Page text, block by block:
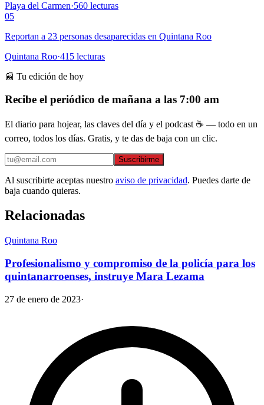
Playa del Carmen·560 lecturas
05
Reportan a 23 personas desaparecidas en Quintana Roo
Quintana Roo·415 lecturas
📰 Tu edición de hoy
Recibe el periódico de mañana a las 7:00 am
El diario para hojear, las claves del día y el podcast ☕ — todo en un
correo, todos los días. Gratis, y te das de baja con un clic.
Suscribirme
Al suscribirte aceptas nuestro aviso de privacidad. Puedes darte de
baja cuando quieras.
Relacionadas
Quintana Roo
Profesionalismo y compromiso de la policía para los
quintanarroenses, instruye Mara Lezama
27 de enero de 2023·